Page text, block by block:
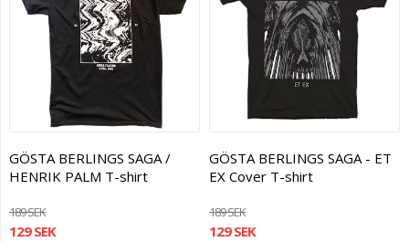
GÖSTA BERLINGS SAGA /
HENRIK PALM T-shirt
189 SEK
129 SEK
GÖSTA BERLINGS SAGA - ET
EX Cover T-shirt
189 SEK
129 SEK